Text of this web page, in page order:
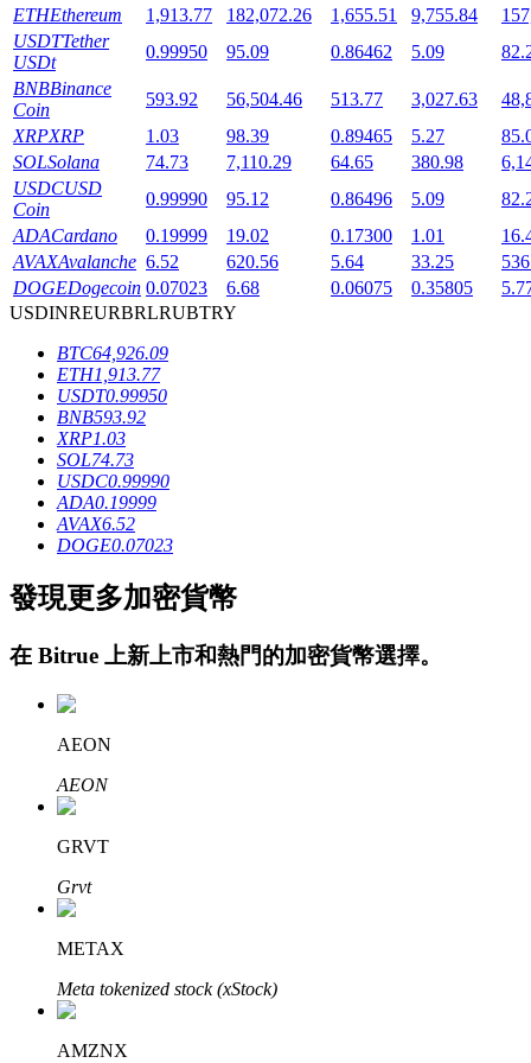
輕鬆獲得多重福利
借貸寶
借貸數字貨幣，及時且安全的服務
定投理财
享受活期理財及長期收益
ETHEthereum 1,913.77 182,072.26 1,655.51 9,755.84
USDTTether
USDt
0.99950 95.09 0.86462 5.09
BNBBinance
Coin
593.92 56,504.46 513.77 3,027.63
XRPXRP 1.03 98.39 0.89465 5.27
SOLSolana 74.73 7,110.29 64.65 380.98
USDCUSD
Coin
0.99990 95.12 0.86496 5.09
ADACardano 0.19999 19.02 0.17300 1.01
AVAXAvalanche 6.52 620.56 5.64 33.25
DOGEDogecoin 0.07023 6.68 0.06075 0.35805
USDINREURBRLRUBTRY
BTC64,926.09
ETH1,913.77
USDT0.99950
BNB593.92
XRP1.03
SOL74.73
USDC0.99990
ADA0.19999
AVAX6.52
DOGE0.07023
發現更多加密貨幣
在 Bitrue 上新上市和熱門的加密貨幣選擇。
AEON
AEON
GRVT
Grvt
METAX
Meta tokenized stock (xStock)
AMZNX